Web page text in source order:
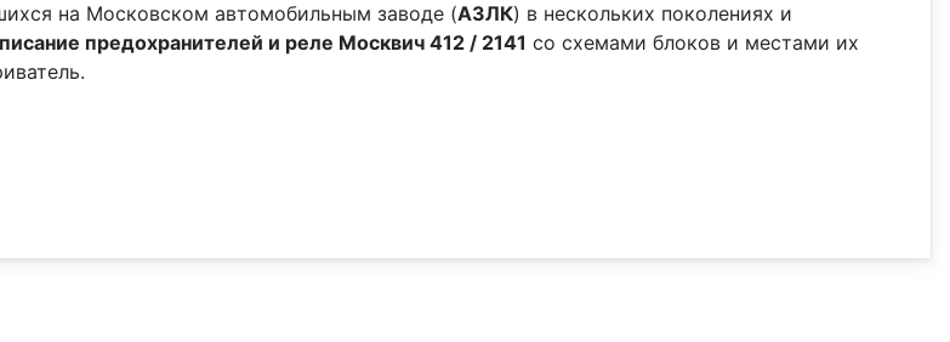
на Московском автомобильным заводе (АЗЛК) в нескольких поколениях и
предохранителей и реле Москвич 412 / 2141 со схемами блоков и местами их